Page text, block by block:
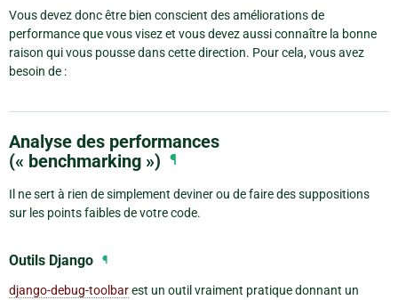
Vous devez donc être bien conscient des améliorations de
performance que vous visez et vous devez aussi connaître la bonne
raison qui vous pousse dans cette direction. Pour cela, vous avez
besoin de :
Analyse des performances
(« benchmarking ») ¶
Il ne sert à rien de simplement deviner ou de faire des suppositions
sur les points faibles de votre code.
Outils Django ¶
django-debug-toolbarest un outil vraiment pratique donnant un